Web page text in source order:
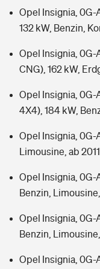
Opel Insignia, 0G-
132 kW, Benzin,
Opel Insignia, 0G-
CNG), 162 kW,
Opel Insignia, 0G-
4X4), 184 kW,
Opel Insignia, 0G-
Limousine, ab 2011
Opel Insignia, 0G-
Benzin, Limousine,
Opel Insignia, 0G-
Benzin, Limousine,
Opel Insignia, 0G-